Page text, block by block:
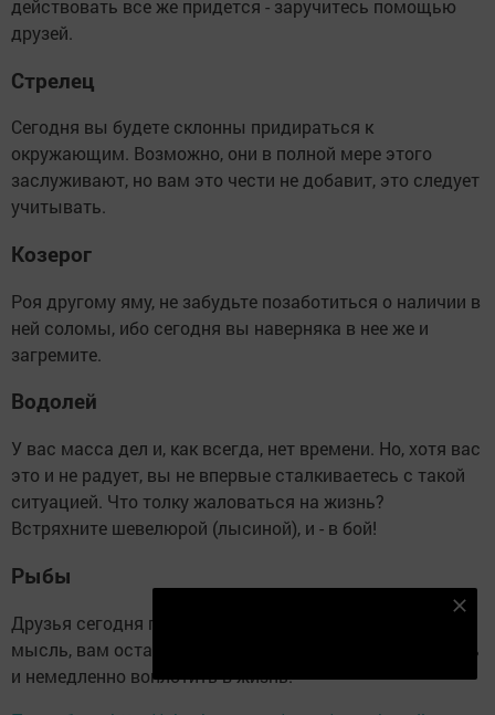
действовать все же придется - заручитесь помощью
друзей.
Стрелец
Сегодня вы будете склонны придираться к
окружающим. Возможно, они в полной мере этого
заслуживают, но вам это чести не добавит, это следует
учитывать.
Козерог
Роя другому яму, не забудьте позаботиться о наличии в
ней соломы, ибо сегодня вы наверняка в нее же и
загремите.
Водолей
У вас масса дел и, как всегда, нет времени. Но, хотя вас
это и не радует, вы не впервые сталкиваетесь с такой
ситуацией. Что толку жаловаться на жизнь?
Встряхните шевелюрой (лысиной), и - в бой!
Рыбы
Друзья сегодня подскажут вам крайне интересную
мысль, вам остается только правильно ее расслышать
и немедленно воплотить в жизнь.